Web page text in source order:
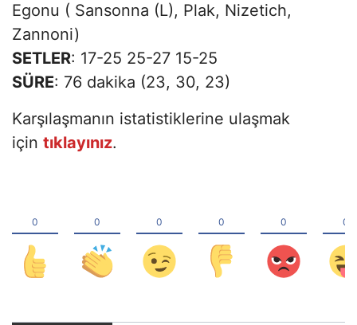
Egonu ( Sansonna (L), Plak, Nizetich,
Zannoni)
SETLER: 17-25 25-27 15-25
SÜRE: 76 dakika (23, 30, 23)
Karşılaşmanın istatistiklerine ulaşmak
için tıklayınız.